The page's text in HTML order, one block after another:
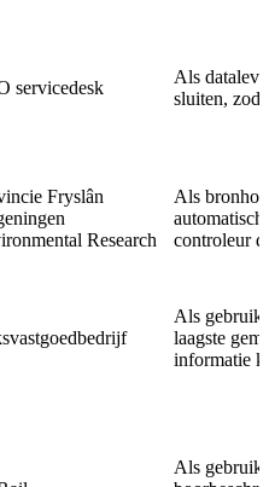
servicedesk
Als
sluiten,
Fryslân
Research
Als
controleur
Als
laagste
informatie
Als